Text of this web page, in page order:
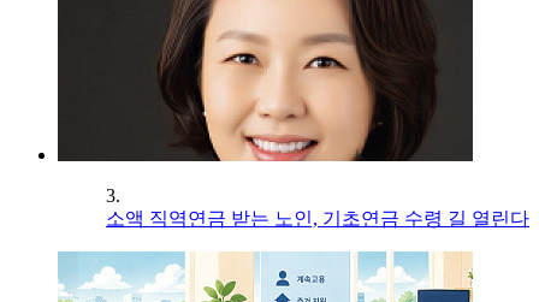
3.
소액 직역연금 받는 노인, 기초연금 수령 길 열린다